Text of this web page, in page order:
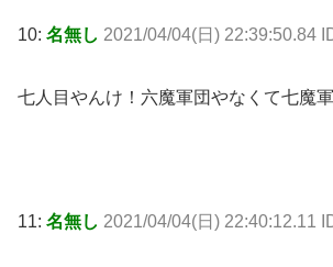
10: 名無し 2021/04/04(日) 22:39:50.84
七人目やんけ！六魔軍団やなくて七魔軍
11: 名無し 2021/04/04(日) 22:40:12.11